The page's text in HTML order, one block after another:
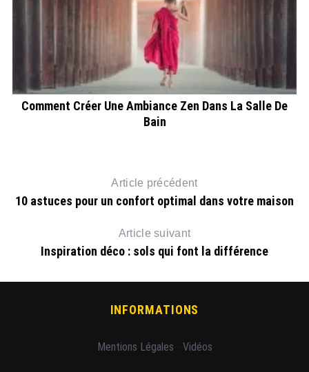
Comment Créer Une Ambiance Zen Dans La Salle De
Bain
Article précédent
10 astuces pour un confort optimal dans votre maison
Article suivant
Inspiration déco : sols qui font la différence
INFORMATIONS
Mentions Légales Vidéos